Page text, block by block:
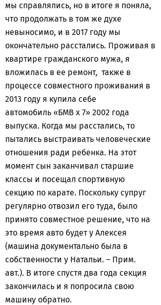
мы справлялись, но в итоге я поняла,
что продолжать в том же духе
невыносимо, и в 2017 году мы
окончательно расстались. Проживая в
квартире гражданского мужа, я
вложилась в ее ремонт, также в
процессе совместного проживания в
2013 году я купила себе
автомобиль «БМВ х 7» 2002 года
выпуска. Когда мы расстались, то
пытались выстраивать человеческие
отношения ради ребенка. На этот
момент сын заканчивал старшие
классы и посещал спортивную
секцию по карате. Поскольку супруг
регулярно отвозил его туда, было
принято совместное решение, что на
это время авто будет у Алексея
(машина документально была в
собственности у Натальи. – Прим.
авт.). В итоге спустя два года секция
закончилась и я попросила свою
машину обратно.